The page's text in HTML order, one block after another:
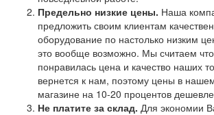
Предельно низкие цены. Наша
предложить своим клиентам
оборудование по настолько низким
это вообще возможно. Мы считаем
понравилась цена и качество наших
вернется к нам, поэтому цены в
магазине на 10-20 процентов
Не платите за склад. Для экономии